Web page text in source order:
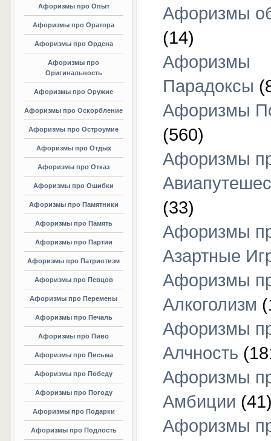
Афоризмы про Опыт
Афоризмы про Оратора
Афоризмы про Ордена
Афоризмы про
Оригинальность
Афоризмы про Оружие
Афоризмы про Оскорбление
Афоризмы про Остроумие
Афоризмы про Отдых
Афоризмы про Отказ
Афоризмы про Ошибки
Афоризмы про Памятники
Афоризмы про Память
Афоризмы про Партии
Афоризмы про Патриотизм
Афоризмы про Певцов
Афоризмы про Перемены
Афоризмы про Печаль
Афоризмы про Пиво
Афоризмы про Письма
Афоризмы про Победу
Афоризмы про Погоду
Афоризмы про Подарки
Афоризмы про Подлость
Афоризмы
(14)
Афоризмы
Парадоксы
Афоризмы
(560)
Афоризмы
(33)
Афоризмы
Азартные
Афоризмы
Алкоголизм
Афоризмы
Алчность
Афоризмы
Амбиции
Афоризмы